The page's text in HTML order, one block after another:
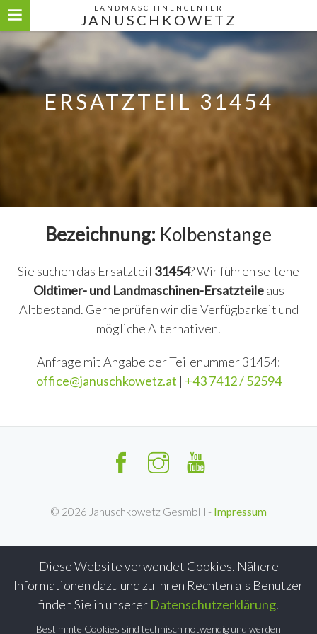
LANDMASCHINENCENTER
JANUSCHKOWETZ
Diese Website verwendet Cookies. Nähere
Informationen dazu und zu Ihren Rechten als Benutzer
finden Sie in unserer Datenschutzerklärung.
Bestimmte Cookies sind technisch notwendig und werden
ERSATZTEIL 31454
Bezeichnung: Kolbenstange
Sie suchen das Ersatzteil 31454? Wir führen seltene
Oldtimer- und Landmaschinen-Ersatzteileaus
Altbestand. Gerne prüfen wir die Verfügbarkeit und
mögliche Alternativen.
Anfrage mit Angabe der Teilenummer 31454:
office@januschkowetz.at | +43 7412 / 52594
© 2026 Januschkowetz GesmbH - Impressum